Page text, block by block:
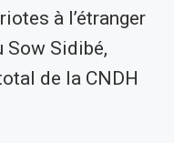
à l’étranger
Sow Sidibé,
de la CNDH